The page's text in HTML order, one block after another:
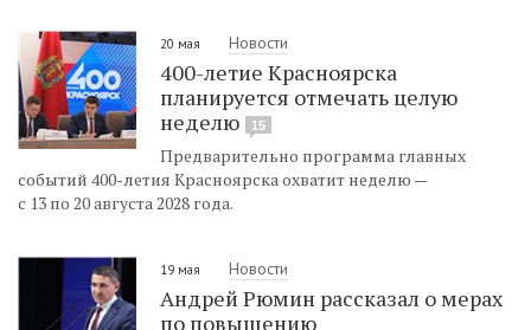
20 мая Новости
400-летие Красноярска
планируется отмечать целую
неделю
15
Предварительно программа главных
событий 400-летия Красноярска охватит неделю —
с 13 по 20 августа 2028 года.
19 мая Новости
Андрей Рюмин рассказал о мерах
по повышению